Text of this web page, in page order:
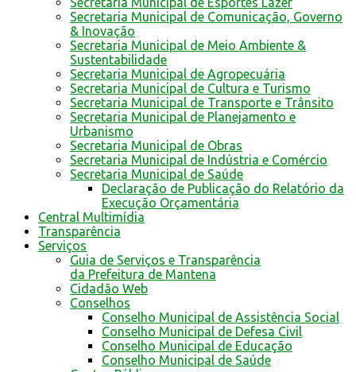
Secretaria Municipal de Comunicação, Governo
& Inovação
Secretaria Municipal de Meio Ambiente &
Sustentabilidade
Secretaria Municipal de Agropecuária
Secretaria Municipal de Cultura e Turismo
Secretaria Municipal de Transporte e Trânsito
Secretaria Municipal de Planejamento e
Urbanismo
Secretaria Municipal de Obras
Secretaria Municipal de Indústria e Comércio
Secretaria Municipal de Saúde
Declaração de Publicação do Relatório da
Execução Orçamentária
Central Multimídia
Transparência
Serviços
Guia de Serviços e Transparência
da Prefeitura de Mantena
Cidadão Web
Conselhos
Conselho Municipal de Assistência Social
Conselho Municipal de Defesa Civil
Conselho Municipal de Educação
Conselho Municipal de Saúde